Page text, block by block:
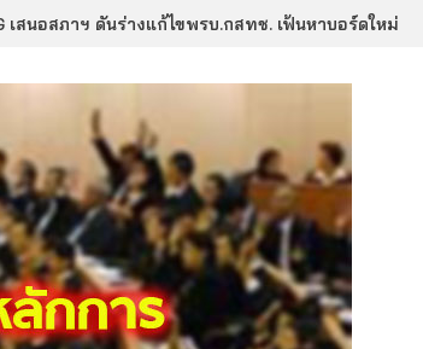
เสนอสภาฯ ดันร่างแก้ไขพรบ.กสทช. เฟ้นหาบอร์ดใหม่